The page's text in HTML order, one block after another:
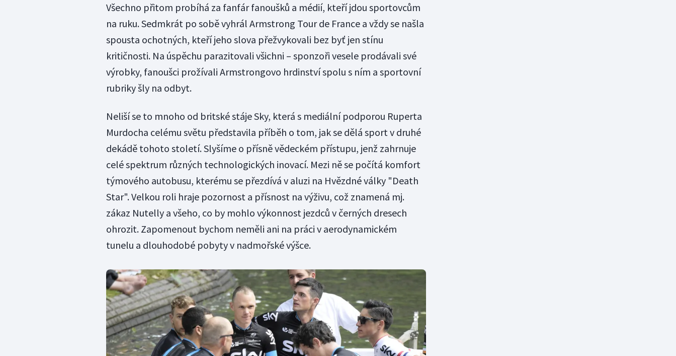
Všechno přitom probíhá za fanfár fanoušků a médií, kteří jdou sportovcům
na ruku. Sedmkrát po sobě vyhrál Armstrong Tour de France a vždy se našla
spousta ochotných, kteří jeho slova přežvykovali bez byť jen stínu
kritičnosti. Na úspěchu parazitovali všichni – sponzoři vesele prodávali své
výrobky, fanoušci prožívali Armstrongovo hrdinství spolu s ním a sportovní
rubriky šly na odbyt.
Neliší se to mnoho od britské stáje Sky, která s mediální podporou Ruperta
Murdocha celému světu představila příběh o tom, jak se dělá sport v druhé
dekádě tohoto století. Slyšíme o přísně vědeckém přístupu, jenž zahrnuje
celé spektrum různých technologických inovací. Mezi ně se počítá komfort
týmového autobusu, kterému se přezdívá v aluzi na Hvězdné války "Death
Star". Velkou roli hraje pozornost a přísnost na výživu, což znamená mj.
zákaz Nutelly a všeho, co by mohlo výkonnost jezdců v černých dresech
ohrozit. Zapomenout bychom neměli ani na práci v aerodynamickém
tunelu a dlouhodobé pobyty v nadmořské výšce.